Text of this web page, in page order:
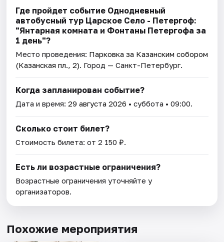
Где пройдет событие Однодневный
автобусный тур Царское Село - Петергоф:
"Янтарная комната и Фонтаны Петергофа за
1 день"?
Место проведения: Парковка за Казанским собором
(Казанская пл., 2). Город — Санкт-Петербург.
Когда запланирован событие?
Дата и время:29 августа 2026 • суббота • 09:00.
Сколько стоит билет?
Стоимость билета: от 2 150 ₽.
Есть ли возрастные ограничения?
Возрастные ограничения уточняйте у
организаторов.
Похожие мероприятия